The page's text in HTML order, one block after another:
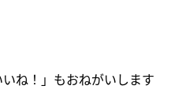
ね！」 もおねがいします